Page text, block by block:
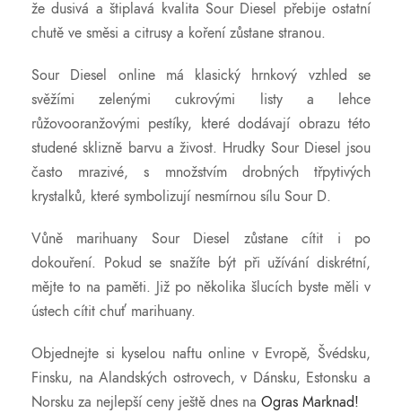
že dusivá a štiplavá kvalita Sour Diesel přebije ostatní
chutě ve směsi a citrusy a koření zůstane stranou.
Sour Diesel online má klasický hrnkový vzhled se
svěžími zelenými cukrovými listy a lehce
růžovooranžovými pestíky, které dodávají obrazu této
studené sklizně barvu a živost. Hrudky Sour Diesel jsou
často mrazivé, s množstvím drobných třpytivých
krystalků, které symbolizují nesmírnou sílu Sour D.
Vůně marihuany Sour Diesel zůstane cítit i po
dokouření. Pokud se snažíte být při užívání diskrétní,
mějte to na paměti. Již po několika šlucích byste měli v
ústech cítit chuť marihuany.
Objednejte si kyselou naftu online v Evropě, Švédsku,
Finsku, na Alandských ostrovech, v Dánsku, Estonsku a
Norsku za nejlepší ceny ještě dnes na Ogras Marknad!